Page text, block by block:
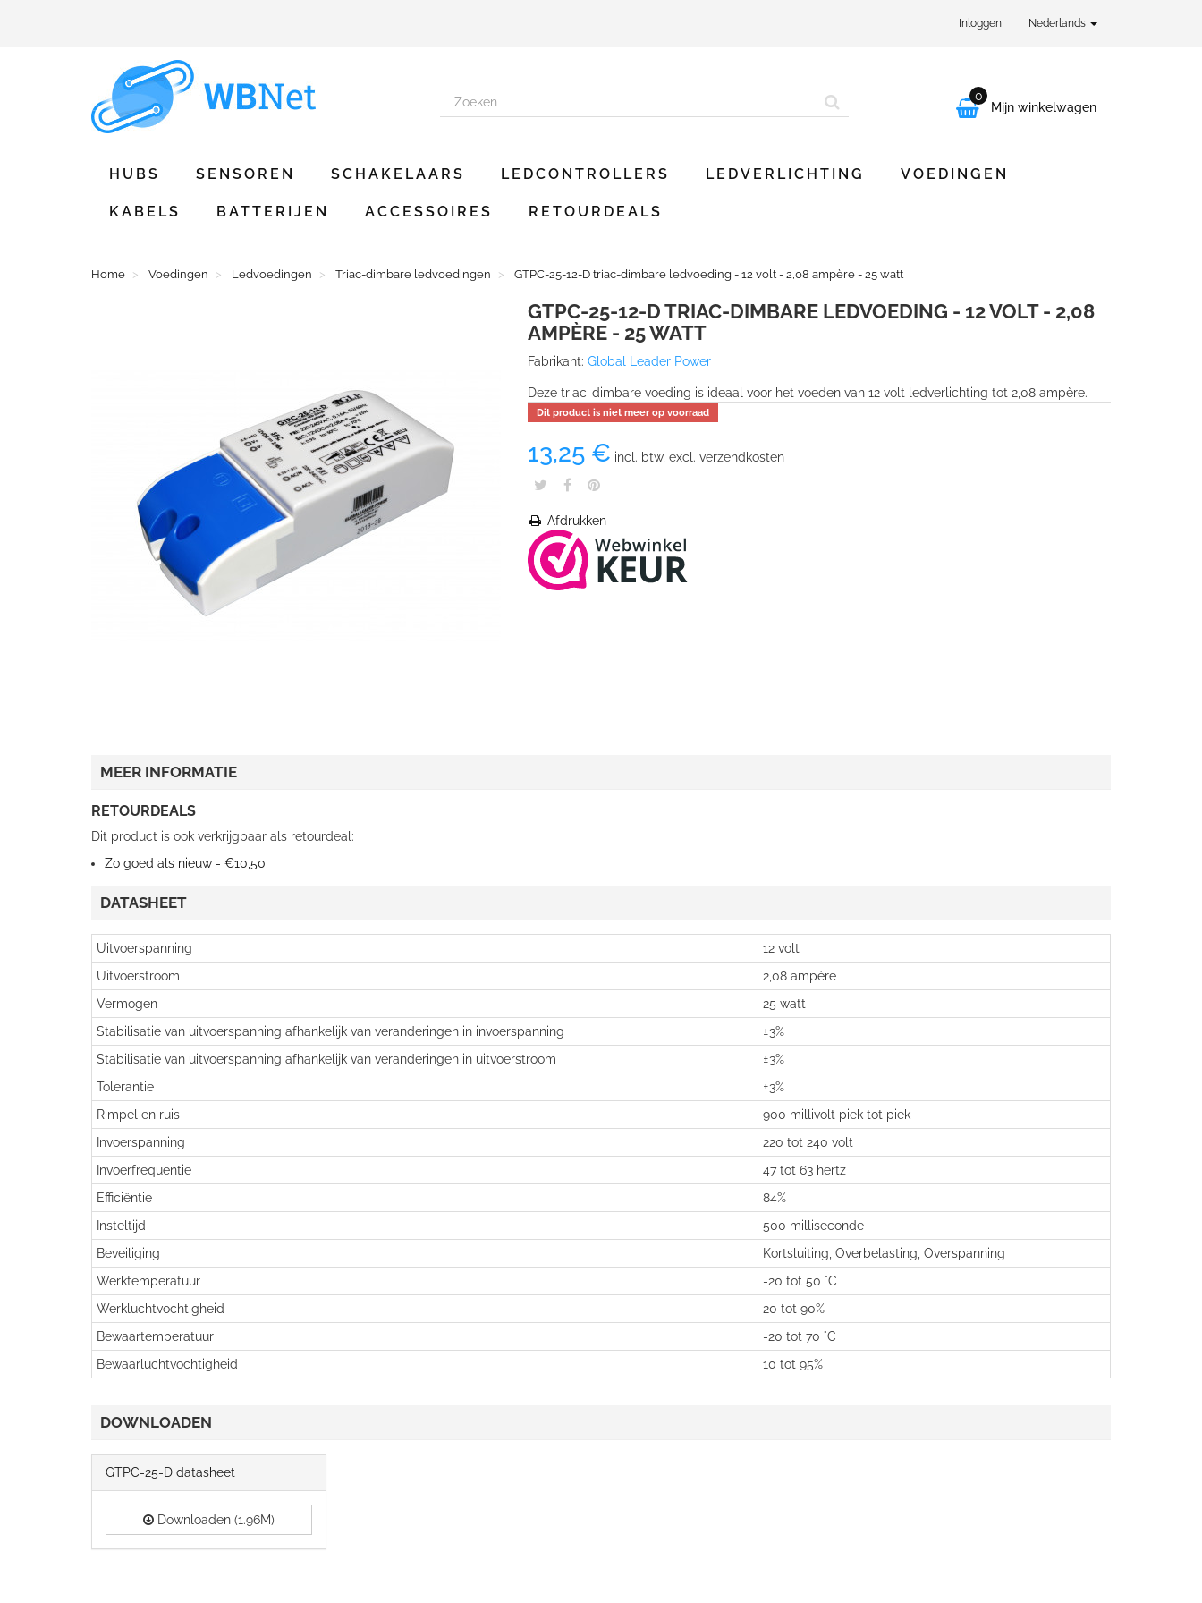
Inloggen Nederlands

0
Mijn winkelwagen
HUBS SENSOREN SCHAKELAARS LEDCONTROLLERS LEDVERLICHTING VOEDINGEN
KABELS BATTERIJEN ACCESSOIRES RETOURDEALS
Home Voedingen Ledvoedingen Triac-dimbare ledvoedingen GTPC-25-12-D triac-dimbare ledvoeding - 12 volt - 2,08 ampère - 25 watt
GTPC-25-12-D TRIAC-DIMBARE LEDVOEDING - 12 VOLT - 2,08
AMPÈRE - 25 WATT
Fabrikant: Global Leader Power
Deze triac-dimbare voeding is ideaal voor het voeden van 12 volt ledverlichting tot 2,08 ampère.
Dit product is niet meer op voorraad
13,25 € incl. btw, excl. verzendkosten
Afdrukken
MEER INFORMATIE
RETOURDEALS
Dit product is ook verkrijgbaar als retourdeal:
Zo goed als nieuw - €10,50
DATASHEET
Uitvoerspanning
12 volt
Uitvoerstroom
2,08 ampère
Vermogen
25 watt
Stabilisatie van uitvoerspanning afhankelijk van veranderingen in invoerspanning
±3%
Stabilisatie van uitvoerspanning afhankelijk van veranderingen in uitvoerstroom
±3%
Tolerantie
±3%
Rimpel en ruis
900 millivolt piek tot piek
Invoerspanning
220 tot 240 volt
Invoerfrequentie
47 tot 63 hertz
Efficiëntie
84%
Insteltijd
500 milliseconde
Beveiliging
Kortsluiting, Overbelasting, Overspanning
Werktemperatuur
-20 tot 50 °C
Werkluchtvochtigheid
20 tot 90%
Bewaartemperatuur
-20 tot 70 °C
Bewaarluchtvochtigheid
10 tot 95%
DOWNLOADEN
GTPC-25-D datasheet
Downloaden (1.96M)